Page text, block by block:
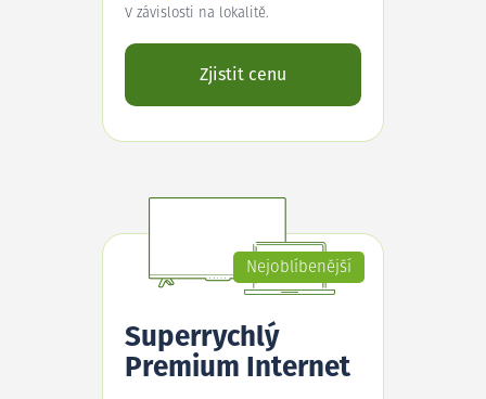
V závislosti na lokalitě.
Zjistit cenu
Nejoblíbenější
Superrychlý
Premium Internet